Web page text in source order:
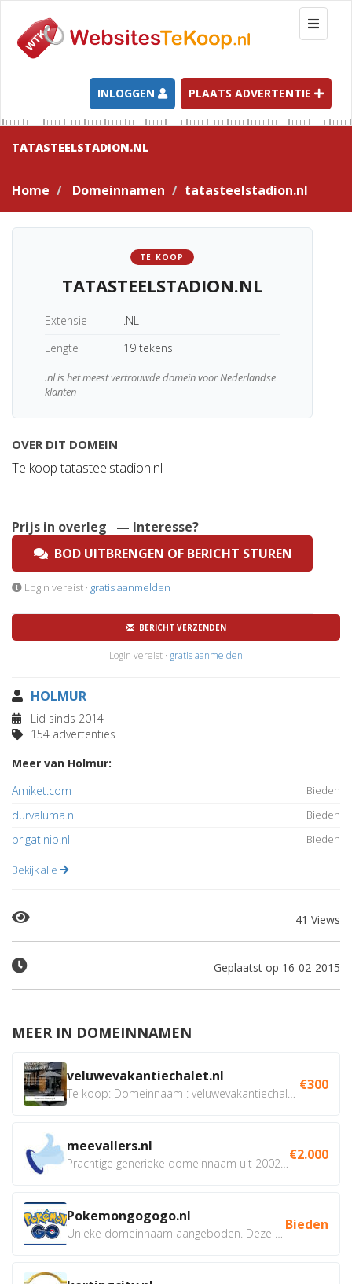
T
o
g
l
e
n
a
t
INLOGGEN PLAATS ADVERTENTIE
TATASTEELSTADION.NL
Home Domeinnamen tatasteelstadion.nl
TE KOOP
TATASTEELSTADION.NL
Extensie
.NL
Lengte
19 tekens
.nl is het meest vertrouwde domein voor Nederlandse
klanten
OVER DIT DOMEIN
Te koop tatasteelstadion.nl
Prijs in overleg
— Interesse?
BOD UITBRENGEN OF BERICHT STUREN
Login vereist · gratis aanmelden
BERICHT VERZENDEN
Login vereist · gratis aanmelden
HOLMUR
Lid sinds 2014
154 advertenties
Meer van Holmur:
Amiket.com
Bieden
durvaluma.nl Bieden
brigatinib.nl Bieden
Bekijk alle
41 Views
Geplaatst op 16-02-2015
MEER IN DOMEINNAMEN
veluwevakantiechalet.nl €300
meevallers.nl €2.000
Pokemongogogo.nl Bieden